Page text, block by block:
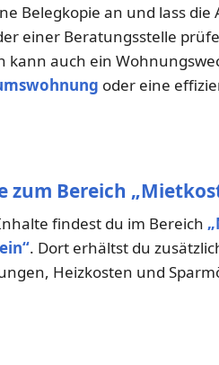
Belegkopie an und lass
einer Beratungsstelle
kann auch ein
oder eine
zum Bereich
findest du im Bereich
. Dort erhältst du
Heizkosten und